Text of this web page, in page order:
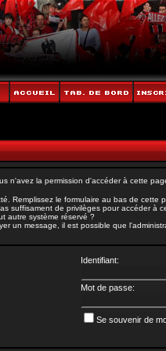
n'avez la permission d'accéder à cette
Remplissez le formulaire au bas de cette
suffisament de privilèges pour accéder à
autre système réservé ?
un message, il est possible que
Identifiant:
Mot de passe:
Se souvenir de